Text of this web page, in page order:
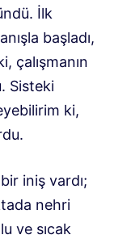
İlk
başladı,
çalışmanın
Sisteki
ki,
iniş vardı;
nehri
ve sıcak